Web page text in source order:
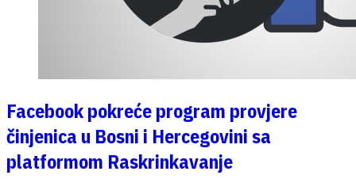
Facebook pokreće program provjere
činjenica u Bosni i Hercegovini sa
platformom Raskrinkavanje